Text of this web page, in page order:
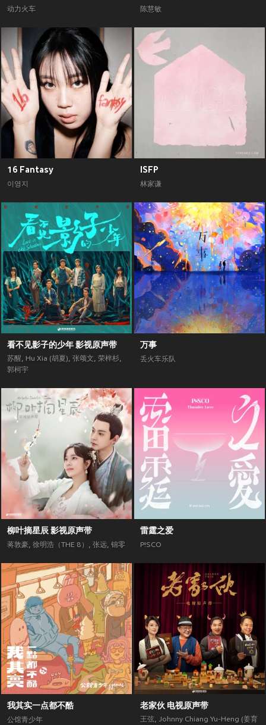
动力火车 陈慧敏
16 Fantasy
이영지
ISFP
林家谦
看不见影子的少年 影视原声带
苏醒, Hu Xia (胡夏), 张颂文, 荣梓杉,
郭柯宇
万事
丢火车乐队
柳叶摘星辰 影视原声带
蒋敦豪, 徐明浩（THE 8） , 张远, 锦零
雷霆之爱
P!SCO
我其实一点都不酷
公馆青少年
老家伙 电视原声带
王弦, Johnny Chiang Yu-Heng (姜育